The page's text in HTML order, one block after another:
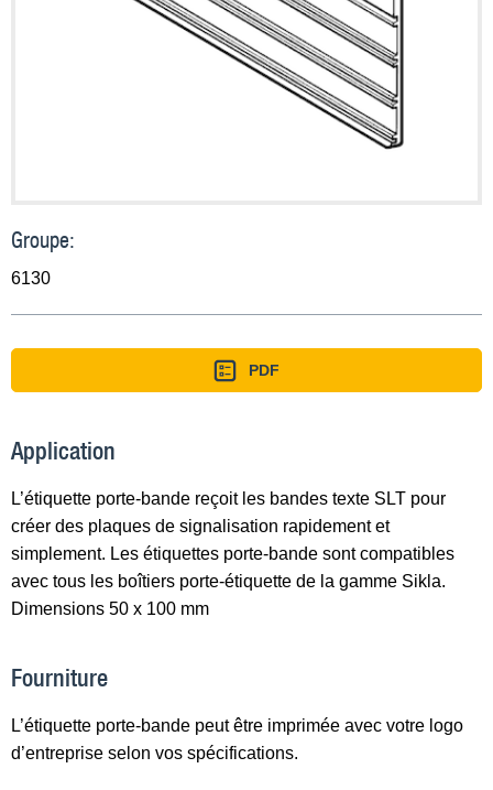
Groupe:
6130
PDF
Application
L’étiquette porte-bande reçoit les bandes texte SLT pour
créer des plaques de signalisation rapidement et
simplement. Les étiquettes porte-bande sont compatibles
avec tous les boîtiers porte-étiquette de la gamme Sikla.
Dimensions 50 x 100 mm
Fourniture
L’étiquette porte-bande peut être imprimée avec votre logo
d’entreprise selon vos spécifications.